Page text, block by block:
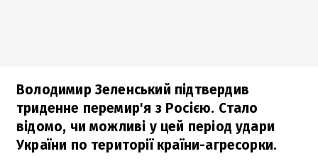
Володимир Зеленський підтвердив
триденне перемир'я з Росією. Стало
відомо, чи можливі у цей період удари
України по території країни-агресорки.